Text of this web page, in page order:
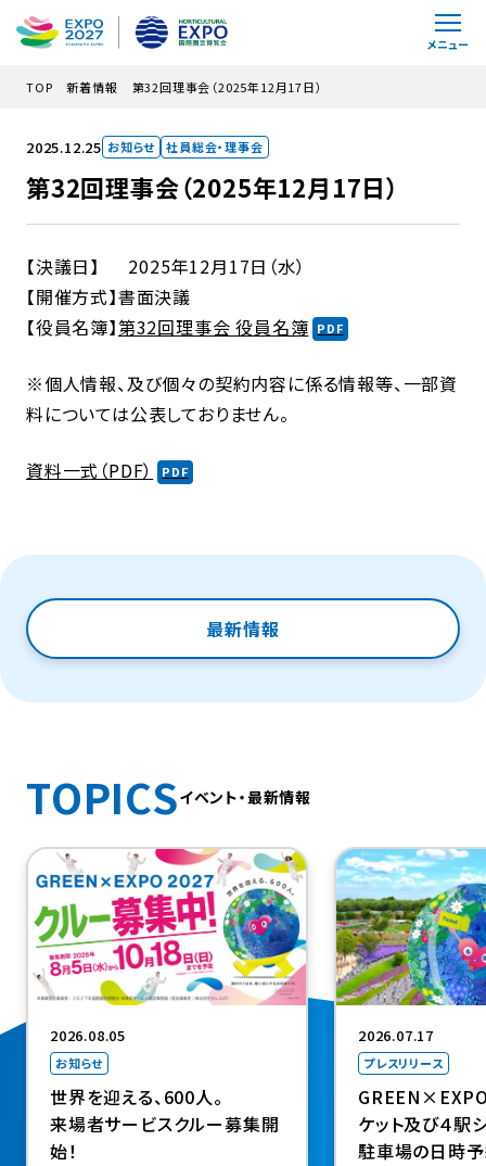
メインコンテンツにスキップ
メニュー
TOP 新着情報 第32回理事会（2025年12月17日）
2025.12.25 お知らせ 社員総会・理事会
第32回理事会（2025年12月17日）
【決議日】 2025年12月17日（水）
【開催方式】書面決議
【役員名簿】第32回理事会 役員名簿
※個人情報、及び個々の契約内容に係る情報等、一部資
料については公表しておりません。
資料一式（PDF）
最新情報
TOPICSイベント・最新情報
2026.08.05
お知らせ
世界を迎える、600人。
来場者サービスクルー募集開
始！
2026.07.17
プレスリリース
ケット及び４駅
駐車場の日時
（新規タブで開きま